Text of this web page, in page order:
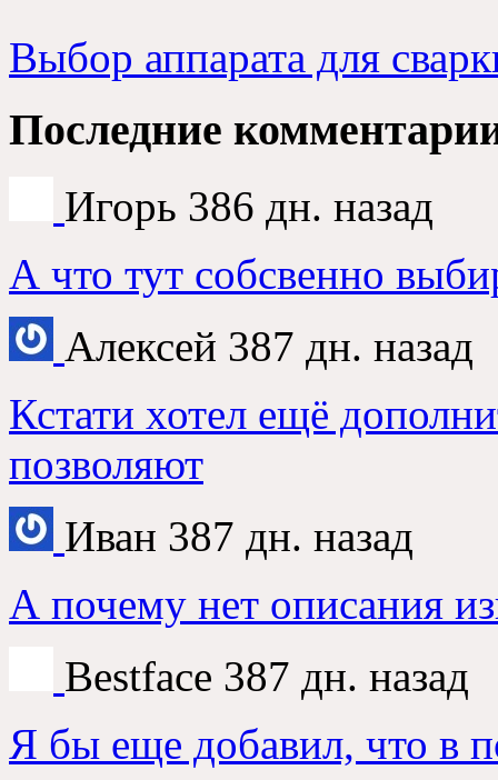
Выбор аппарата для
Последние
Игорь 386 дн. назад
А что тут собсвенно
Алексей 387 дн. назад
Кстати хотел ещё
позволяют
Иван 387 дн. назад
А почему нет описания
Bestface 387 дн. назад
Я бы еще добавил, что в